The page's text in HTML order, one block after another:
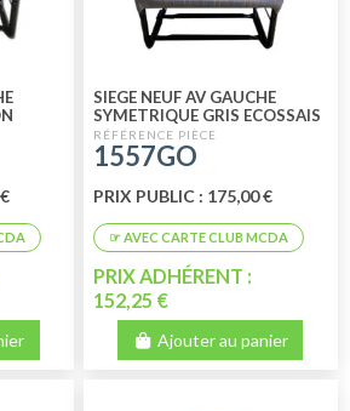
SIEGE NEUF AV GAUCHE
SYMETRIQUE GRIS ECOSSAIS
1557GO
PRIX PUBLIC : 175,00 €
PRIX ADHÉRENT :
152,25 €
Ajouter au panier